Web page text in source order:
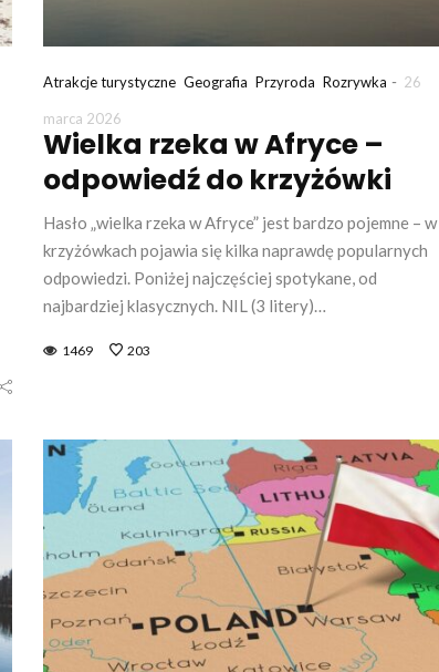
Atrakcje turystyczne Geografia Przyroda Rozrywka - 26
marca 2026
Wielka rzeka w Afryce –
odpowiedź do krzyżówki
Hasło „wielka rzeka w Afryce” jest bardzo pojemne – w
krzyżówkach pojawia się kilka naprawdę popularnych
odpowiedzi. Poniżej najczęściej spotykane, od
najbardziej klasycznych. NIL (3 litery)…
1469 203